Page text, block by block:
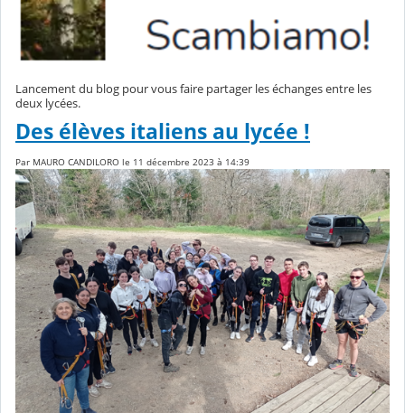
Lancement du blog pour vous faire partager les échanges entre les
deux lycées.
Des élèves italiens au lycée !
Par MAURO CANDILORO le 11 décembre 2023 à 14:39